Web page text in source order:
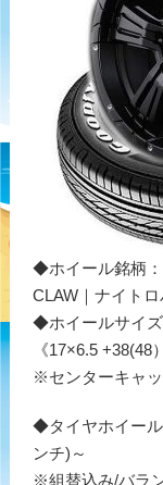
◆ホイール銘柄
CLAW｜ナイト
◆ホイールサイズ
《17×6.5 +38(48
※センターキャ
◆タイヤホイール
ンチ)～
※組替込み/バラ